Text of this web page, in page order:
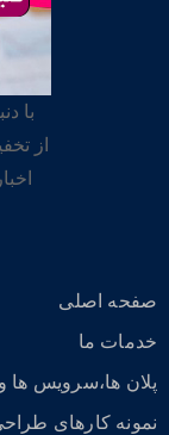
با
از
صفحه اصلی
خدمات ما
پلان ها،سرویس ها
نمونه کارهای